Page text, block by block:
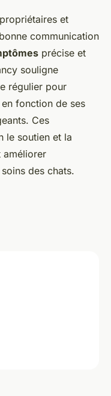
et
communication
précise et
souligne
régulier pour
fonction de ses
Ces
le soutien et la
améliorer
des chats.